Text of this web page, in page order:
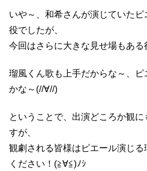
いや～、和希さんが演じていた
役でしたが、
今回はさらに大きな見せ場もある
瑠風くん歌も上手だからな～、
かな～(//∀//)
ということで、出演どころか観
すが、
観劇される皆様はピエール演じ
ください！(≧∀≦)ﾉｼ